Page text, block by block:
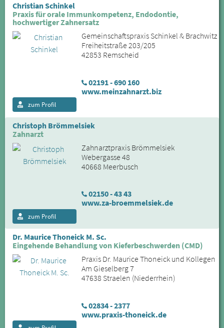
Christian Schinkel
Praxis für orale Immunkompetenz, Endodontie,
hochwertiger Zahnersatz
Gemeinschaftspraxis Schinkel & Brachwitz
Freiheitstraße 203/205
42853 Remscheid
02191 - 690 160
www.meinzahnarzt.biz
zum Profil
Christoph Brömmelsiek
Zahnarzt
Zahnarztpraxis Brömmelsiek
Webergasse 48
40668 Meerbusch
02150 - 43 43
www.za-broemmelsiek.de
zum Profil
Dr. Maurice Thoneick M. Sc.
Eingehende Behandlung von Kieferbeschwerden (CMD)
Praxis Dr. Maurice Thoneick und Kollegen
Am Gieselberg 7
47638 Straelen (Niederrhein)
02834 - 2377
www.praxis-thoneick.de